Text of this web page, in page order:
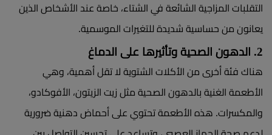
التقلبات المزاجية الشائعة في الشتاء، خاصة عند الأشخاص الذين
يعانون من حساسية شديدة للتغيرات الموسمية.
2. الدهون الصحية وتأثيرها على الدماغ
هناك فئة أخرى من الأكلات الشتوية لا تقل أهمية، وهي
الأطعمة الغنية بالدهون الصحية مثل زيت الزيتون، الأفوكادو،
والمكسرات. هذه الأطعمة تحتوي على أحماض دهنية ضرورية